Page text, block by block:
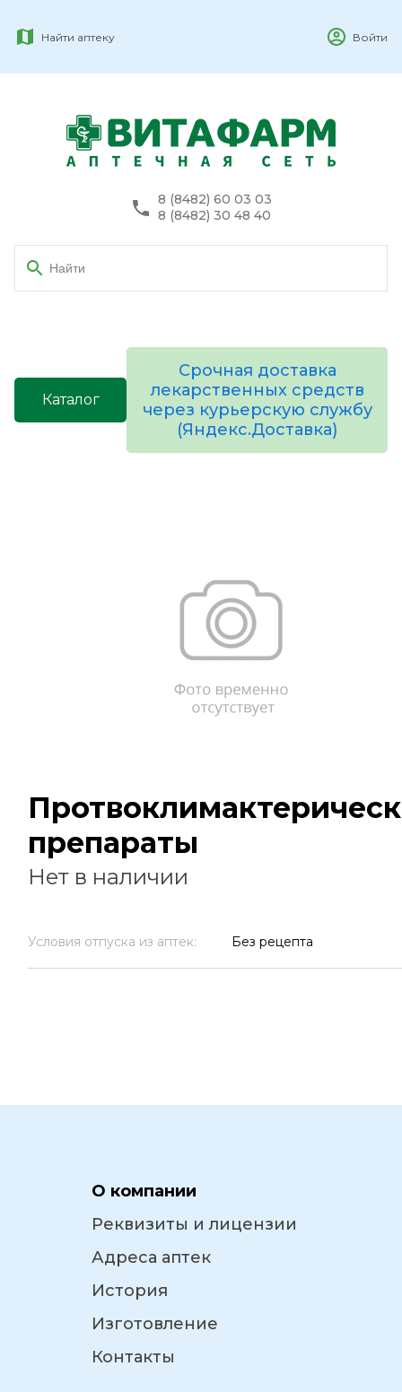
Найти аптеку Войти
8 (8482) 60 03 03
8 (8482) 30 48 40
Каталог
Срочная доставка
лекарственных средств
через курьерскую службу
(Яндекс.Доставка)
препараты
Нет в наличии
Условия отпуска из аптек: Без рецепта
О компании
Реквизиты и лицензии
Адреса аптек
История
Изготовление
Контакты